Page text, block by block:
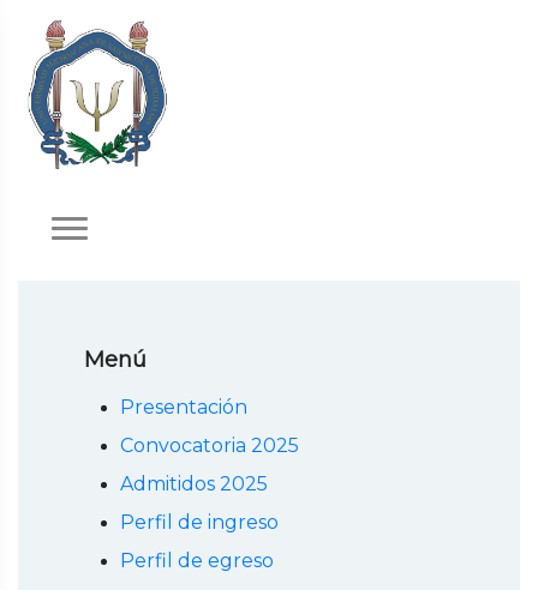
Menú
Presentación
Convocatoria 2025
Admitidos 2025
Perfil de ingreso
Perfil de egreso